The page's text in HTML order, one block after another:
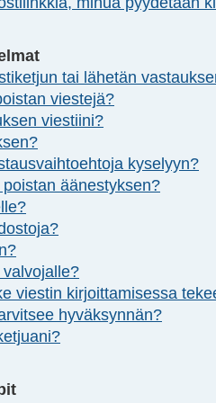
tai lähetän
viestejä?
viestiini?
kyselyyn?
äänestyksen?
viestin kirjoittamisessa
hyväksynnän?